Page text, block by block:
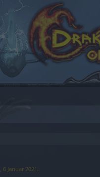
6 Januar 2021 .